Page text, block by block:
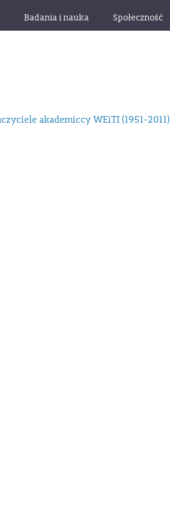
Badania i nauka Społeczność
akademiccy WEiTI (1951-2011)